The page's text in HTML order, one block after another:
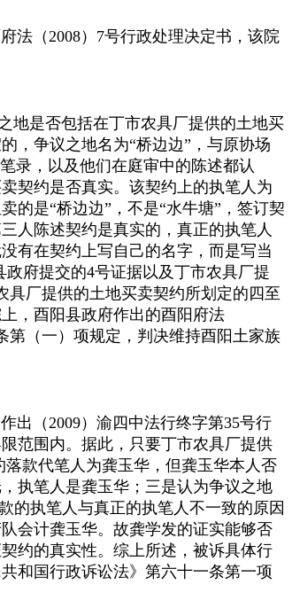
法（ 2008） 7号行政处理决定书，该院
地是否包括在丁市农具厂提供的土地买
，争议之地名为“桥边边”，与原协场
录，以及他们在庭审中的陈述都认
契约是否真实。该契约上的执笔人为
的是“桥边边”，不是“水牛塘”，签订契
人陈述契约是真实的，真正的执笔人
有在契约上写自己的名字，而是写当
政府提交的4号证据以及丁市农具厂提
厂提供的土地买卖契约所划定的四至
，酉阳县政府作出的酉阳府法
第（一）项规定，判决维持酉阳土家族
出（ 2009）渝四中法行终字第35号行
范围内。据此，只要丁市农具厂提供
落款代笔人为龚玉华，但龚玉华本人否
执笔人是龚玉华；三是认为争议之地
的执笔人与真正的执笔人不一致的原因
会计龚玉华。故龚学发的证实能够否
约的真实性。综上所述，被诉具体行
和国行政诉讼法》第六十一条第一项